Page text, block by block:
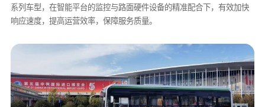
系列车型，在智能平台的监控与路面硬件设备的精准配合下，有效加快
响应速度，提高运营效率，保障服务质量。